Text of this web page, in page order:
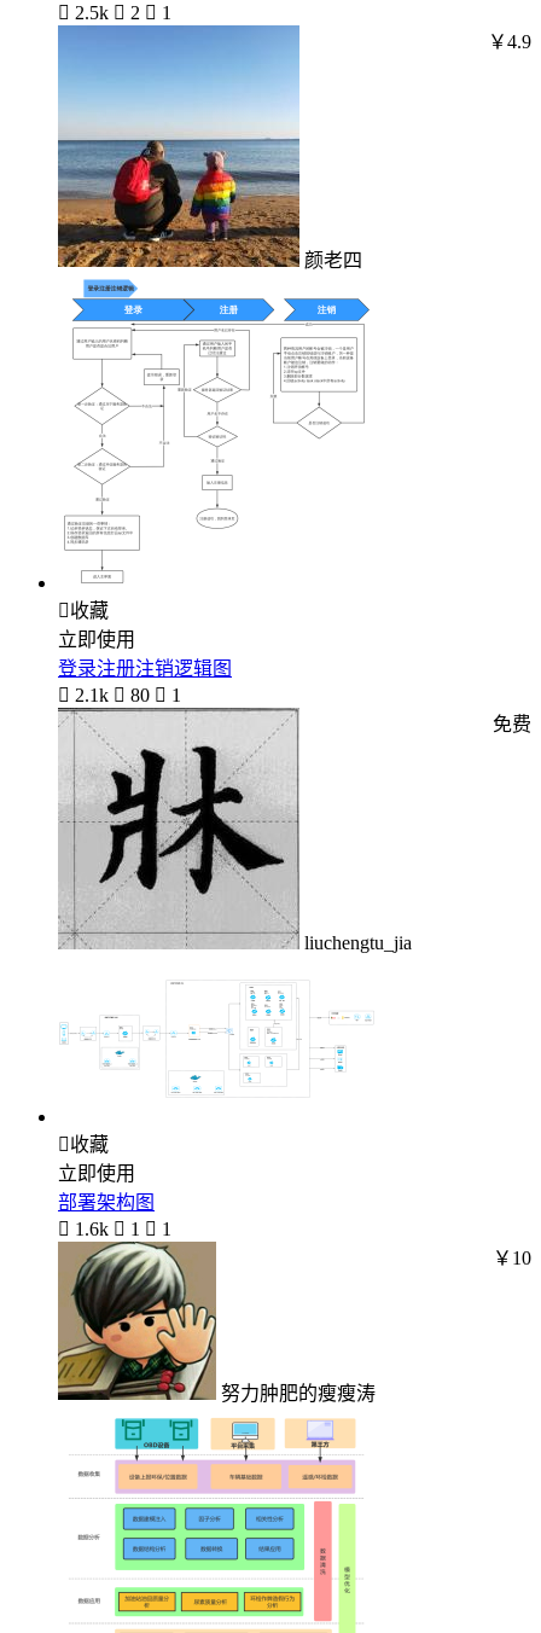
 2.5k  2  1
颜老四
￥4.9
收藏
立即使用
登录注册注销逻辑图
 2.1k  80  1
liuchengtu_jia
免费
收藏
立即使用
部署架构图
 1.6k  1  1
努力肿肥的瘦瘦涛
￥10